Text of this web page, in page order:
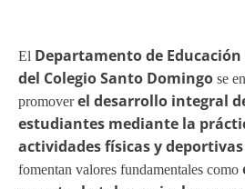
Departamento de Educación
del Colegio Santo Domingo
el desarrollo integral
estudiantes mediante la
actividades físicas y deportivas